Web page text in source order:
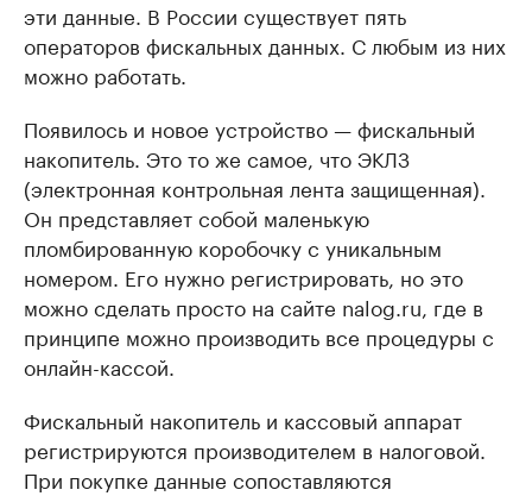
эти данные. В России существует пять
операторов фискальных данных. С любым из них
можно работать.
Появилось и новое устройство — фискальный
накопитель. Это то же самое, что ЭКЛЗ
(электронная контрольная лента защищенная).
Он представляет собой маленькую
пломбированную коробочку с уникальным
номером. Его нужно регистрировать, но это
можно сделать просто на сайте nalog.ru, где в
принципе можно производить все процедуры с
онлайн-кассой.
Фискальный накопитель и кассовый аппарат
регистрируются производителем в налоговой.
При покупке данные сопоставляются